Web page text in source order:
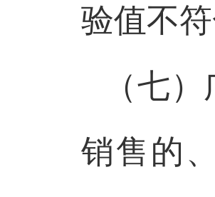
验值不
（七
销售的